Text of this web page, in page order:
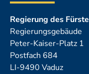
Regierung des
Regierungsgebäude
Peter-Kaiser-Platz 1
Postfach 684
LI-9490 Vaduz